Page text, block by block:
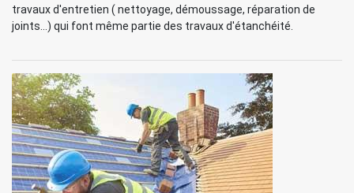
travaux d'entretien ( nettoyage, démoussage, réparation de
joints...) qui font même partie des travaux d'étanchéité.